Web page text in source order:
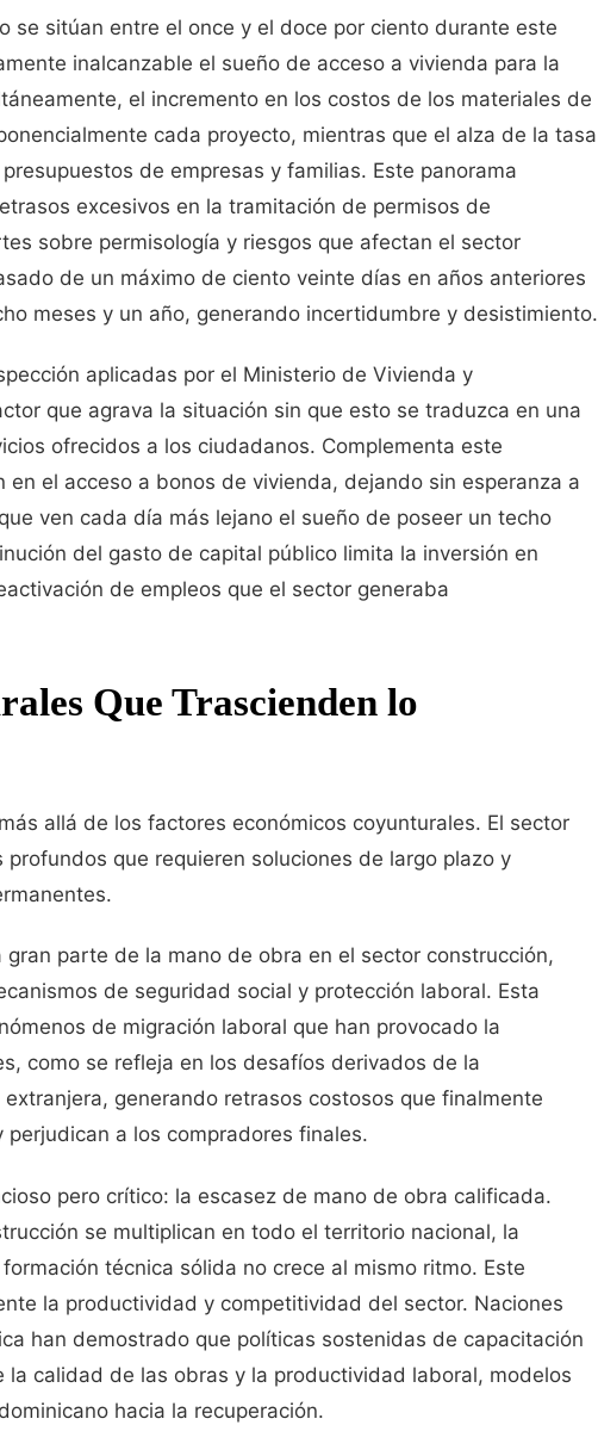
se sitúan entre el once y el doce por ciento durante este
inalcanzable el sueño de acceso a vivienda para la
el incremento en los costos de los materiales de
cada proyecto, mientras que el alza de la tasa
de empresas y familias. Este panorama
excesivos en la tramitación de permisos de
sobre permisología y riesgos que afectan el sector
de un máximo de ciento veinte días en años anteriores
meses y un año, generando incertidumbre y desistimiento.
aplicadas por el Ministerio de Vivienda y
que agrava la situación sin que esto se traduzca en una
ofrecidos a los ciudadanos. Complementa este
en el acceso a bonos de vivienda, dejando sin esperanza a
ven cada día más lejano el sueño de poseer un techo
del gasto de capital público limita la inversión en
de empleos que el sector generaba
Que Trascienden lo
allá de los factores económicos coyunturales. El sector
que requieren soluciones de largo plazo y
parte de la mano de obra en el sector construcción,
de seguridad social y protección laboral. Esta
de migración laboral que han provocado la
como se refleja en los desafíos derivados de la
generando retrasos costosos que finalmente
a los compradores finales.
pero crítico: la escasez de mano de obra calificada.
se multiplican en todo el territorio nacional, la
técnica sólida no crece al mismo ritmo. Este
la productividad y competitividad del sector. Naciones
han demostrado que políticas sostenidas de capacitación
la calidad de las obras y la productividad laboral, modelos
hacia la recuperación.